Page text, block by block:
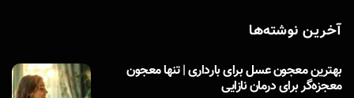
آخرین نوشته‌ها
بهترین معجون عسل برای بارداری | تنها معجون
معجزه‌گر برای درمان نازایی